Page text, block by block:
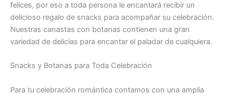
felices, por eso a toda persona le encantará recibir un
delicioso regalo de snacks para acompañar su celebración.
Nuestras canastas con botanas contienen una gran
variedad de delicias para encantar el paladar de cualquiera.
Snacks y Botanas para Toda Celebración
Para tu celebración romántica contamos con una amplia